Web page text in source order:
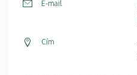
E-mail
Cím